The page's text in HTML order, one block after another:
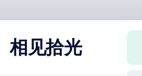
相见拾光